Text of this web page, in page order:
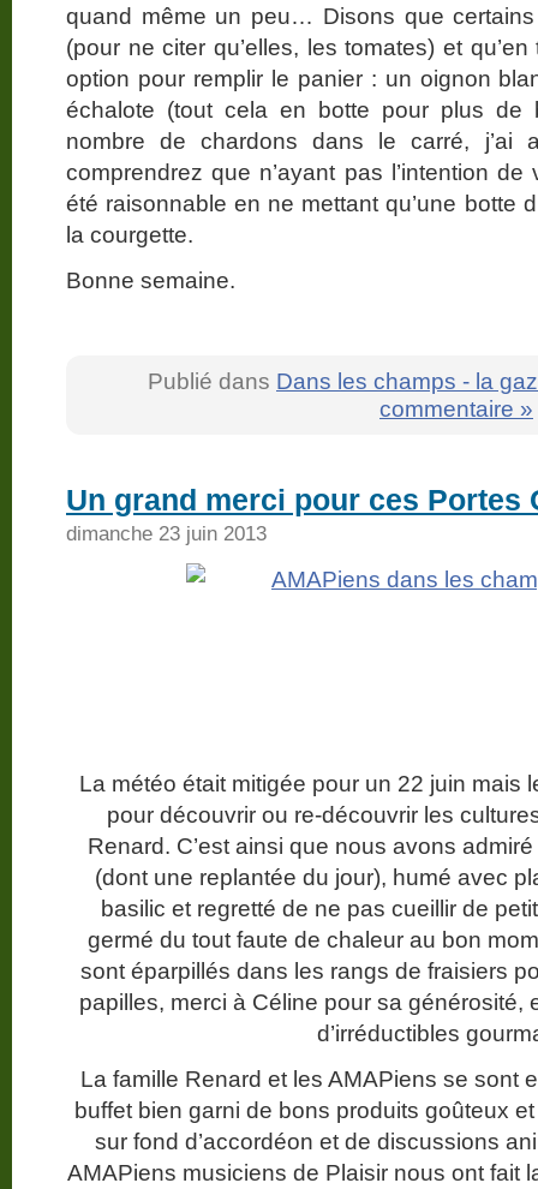
quand même un peu… Disons que
(pour ne citer qu’elles, les tomates) et
option pour remplir le panier : un oignon
échalote (tout cela en botte pour plus
nombre de chardons dans le carré, j’ai
comprendrez que n’ayant pas l’intention
été raisonnable en ne mettant qu’une botte
la courgette.
Bonne semaine.
Publié dans Dans les champs - la
commentaire »
Un grand merci pour ces Portes
dimanche 23 juin 2013
La météo était mitigée pour un 22 juin mais
pour découvrir ou re-découvrir les
Renard. C’est ainsi que nous avons
(dont une replantée du jour), humé avec
basilic et regretté de ne pas cueillir de
germé du tout faute de chaleur au bon
sont éparpillés dans les rangs de fraisiers
papilles, merci à Céline pour sa générosité,
d’irréductibles
La famille Renard et les AMAPiens se sont
buffet bien garni de bons produits goûteux
sur fond d’accordéon et de discussions
AMAPiens musiciens de Plaisir nous ont fait